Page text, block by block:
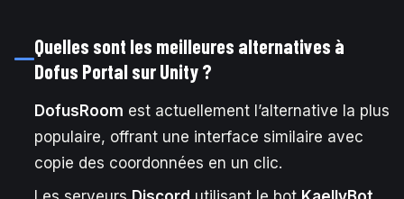
Quelles sont les meilleures alternatives à
Dofus Portal sur Unity ?
DofusRoom est actuellement l’alternative la plus
populaire, offrant une interface similaire avec
copie des coordonnées en un clic.